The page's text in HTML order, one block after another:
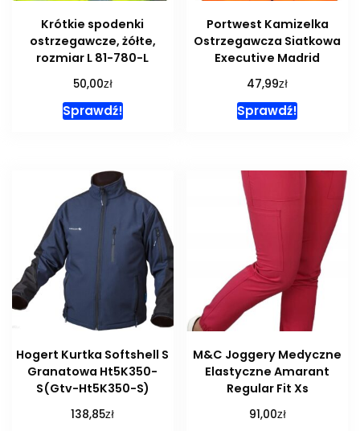
Krótkie spodenki
ostrzegawcze, żółte,
rozmiar L 81-780-L
50,00zł
Sprawdź!
Portwest Kamizelka
Ostrzegawcza Siatkowa
Executive Madrid
47,99zł
Sprawdź!
Hogert Kurtka Softshell S
Granatowa Ht5K350-
S(Gtv-Ht5K350-S)
138,85zł
M&C Joggery Medyczne
Elastyczne Amarant
Regular Fit Xs
91,00zł